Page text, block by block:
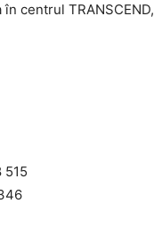
centrul TRANSCEND,
515